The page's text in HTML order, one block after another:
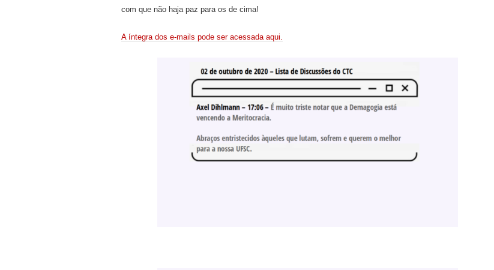
com que não haja paz para os de cima!
A íntegra dos e-mails pode ser acessada aqui.